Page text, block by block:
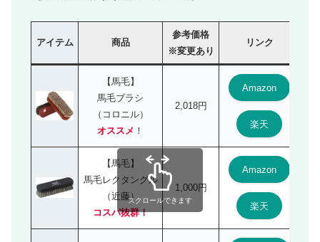
アイテム 商品
参考価格
※変更あり
リンク
【馬毛】
馬毛ブラシ
（コロニル）
オススメ ！
2,018円
Amazon
楽天
【馬毛】
馬毛レクタングル
（近藤）
コスパ抜群！
1,000円
Amazon
楽天
スクロールできます